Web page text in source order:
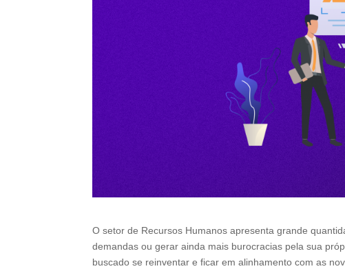
O setor de Recursos Humanos apresenta grande
demandas ou gerar ainda mais burocracias pela sua
buscado se reinventar e ficar em alinhamento com as